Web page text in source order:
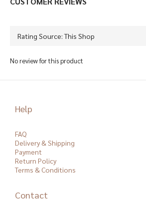
No review for this product
Help
FAQ
Delivery & Shipping
Payment
Return Policy
Terms & Conditions
Contact